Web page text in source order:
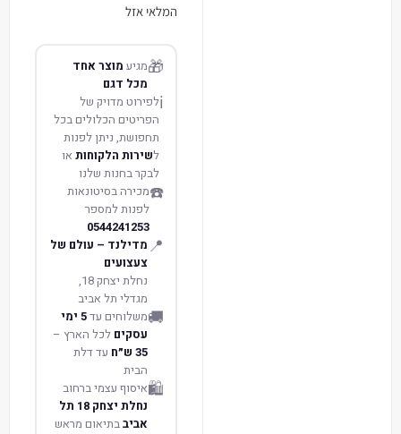
המלאי אזל
🎁מגיע מוצר אחד
מכל דגם
ℹ️לפירוט מדויק של
הפריטים הכלולים בכל
תחפושת, ניתן לפנות
לשירות הלקוחות או
לבקר בחנות שלנו
☎️מכירה בסיטונאות
לפנות למספר
0544241253
📍 מדילנד – עולם של
צעצועים
נחלת יצחק 18,
מגדלי תל אביב
🚚משלוחים עד 5 ימי
עסקים לכל הארץ –
35 ש״ח
עד דלת
הבית
🛍️איסוף עצמי ברחוב
נחלת יצחק 18 תל
אביבבתיאום מראש